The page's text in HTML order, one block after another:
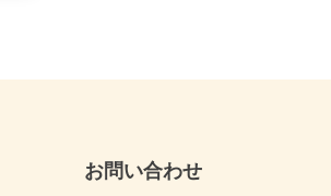
お問い合わせ